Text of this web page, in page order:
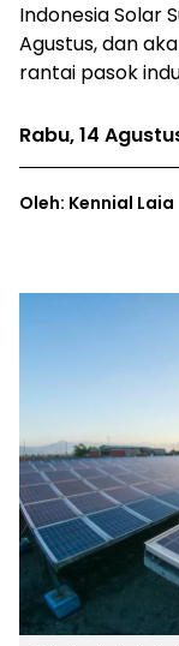
Indonesia Solar
Agustus, dan
rantai pasok
Rabu, 14
Oleh: Kennial Laia